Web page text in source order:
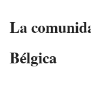
La
Bélgica